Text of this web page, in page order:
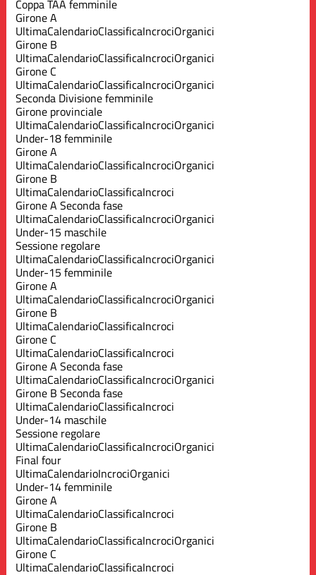
Coppa TAA femminile
Girone A
UltimaCalendarioClassificaIncrociOrganici
Girone B
UltimaCalendarioClassificaIncrociOrganici
Girone C
UltimaCalendarioClassificaIncrociOrganici
Seconda Divisione femminile
Girone provinciale
UltimaCalendarioClassificaIncrociOrganici
Under-18 femminile
Girone A
UltimaCalendarioClassificaIncrociOrganici
Girone B
UltimaCalendarioClassificaIncroci
Girone A Seconda fase
UltimaCalendarioClassificaIncrociOrganici
Under-15 maschile
Sessione regolare
UltimaCalendarioClassificaIncrociOrganici
Under-15 femminile
Girone A
UltimaCalendarioClassificaIncrociOrganici
Girone B
UltimaCalendarioClassificaIncroci
Girone C
UltimaCalendarioClassificaIncroci
Girone A Seconda fase
UltimaCalendarioClassificaIncrociOrganici
Girone B Seconda fase
UltimaCalendarioClassificaIncroci
Under-14 maschile
Sessione regolare
UltimaCalendarioClassificaIncrociOrganici
Final four
UltimaCalendarioIncrociOrganici
Under-14 femminile
Girone A
UltimaCalendarioClassificaIncroci
Girone B
UltimaCalendarioClassificaIncrociOrganici
Girone C
UltimaCalendarioClassificaIncroci